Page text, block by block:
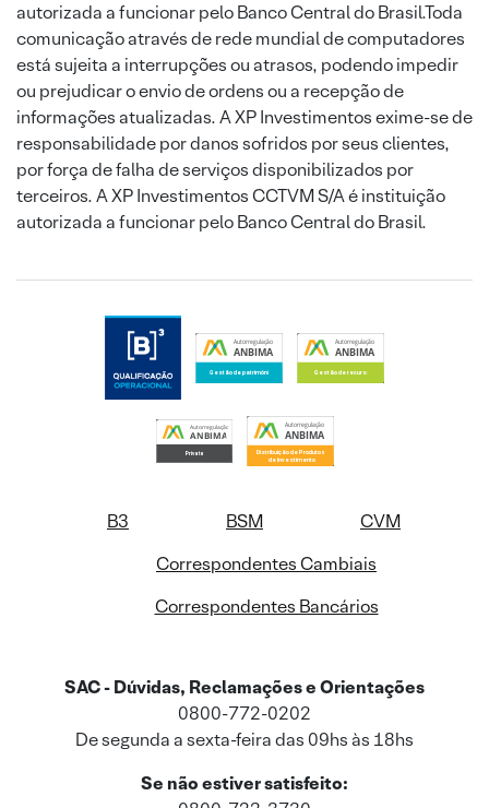
autorizada a funcionar pelo Banco Central do Brasil.Toda
comunicação através de rede mundial de computadores
está sujeita a interrupções ou atrasos, podendo impedir
ou prejudicar o envio de ordens ou a recepção de
informações atualizadas. A XP Investimentos exime-se de
responsabilidade por danos sofridos por seus clientes,
por força de falha de serviços disponibilizados por
terceiros. A XP Investimentos CCTVM S/A é instituição
autorizada a funcionar pelo Banco Central do Brasil.
B3 BSM
CVM
Correspondentes Cambiais
Correspondentes Bancários
SAC - Dúvidas, Reclamações e Orientações
0800-772-0202
De segunda a sexta-feira das 09hs às 18hs
Se não estiver satisfeito: